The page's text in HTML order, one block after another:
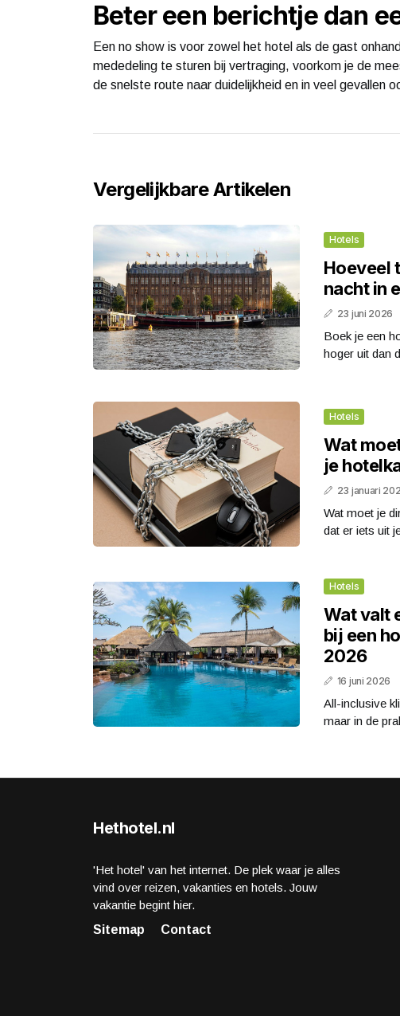
Beter een berichtje dan
Een no show is voor zowel het hotel als de gast
mededeling te sturen bij vertraging, voorkom je de
de snelste route naar duidelijkheid en in veel gevallen
Vergelijkbare Artikelen
Hotels
Hoeveel
nacht in
23 juni 2026
Boek je een
hoger uit dan
Hotels
Wat
je
23 januari
Wat moet je
dat er iets uit
Hotels
Wat valt
bij een
2026
16 juni 2026
All-inclusive
maar in de
Hethotel.nl
'Het hotel' van het internet. De plek waar je alles
vind over reizen, vakanties en hotels. Jouw
vakantie begint hier.
Sitemap
Contact